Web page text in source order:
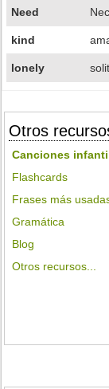
Need
kind
lonely
Otros
Canciones
Flashcards
Frases más
Gramática
Blog
Otros recursos...